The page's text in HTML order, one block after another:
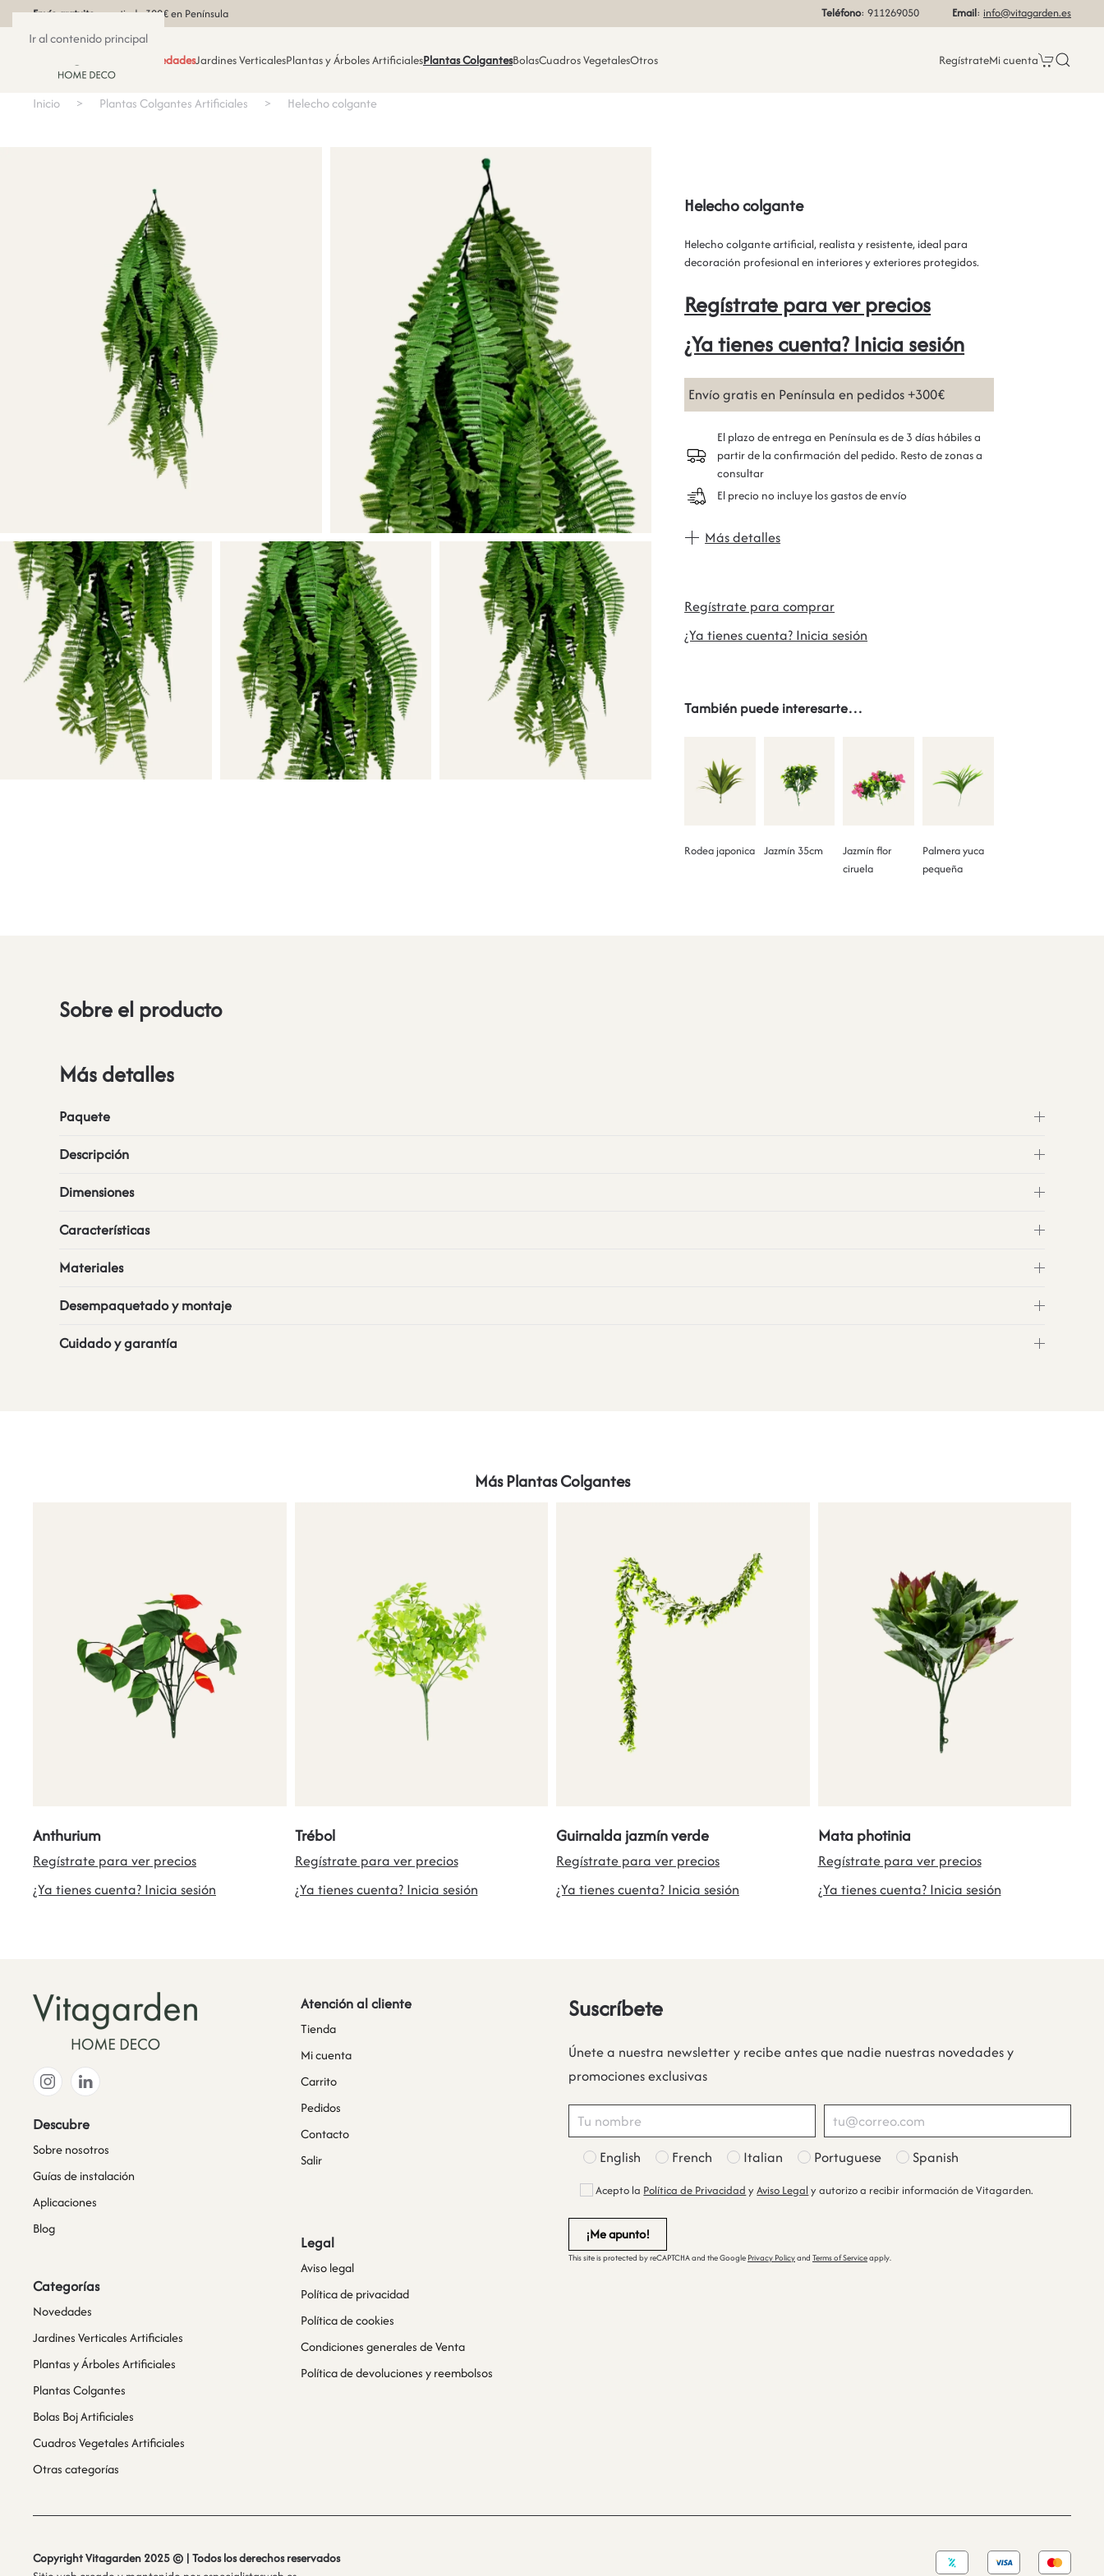
Ir al contenido principal
Envío gratuitoa partir de 300€ en Península Teléfono: 911269050 Email: info@vitagarden.es
NovedadesJardines VerticalesPlantas y Árboles ArtificialesPlantas ColgantesBolasCuadros VegetalesOtros RegístrateMi cuenta
Inicio Plantas Colgantes Artificiales Helecho colgante
Helecho colgante
Helecho colgante artificial, realista y resistente, ideal para
decoración profesional en interiores y exteriores protegidos.
Regístrate para ver precios
¿Ya tienes cuenta? Inicia sesión
Envío gratis en Península en pedidos +300€
El plazo de entrega en Península es de 3 días hábiles a
partir de la confirmación del pedido. Resto de zonas a
consultar
El precio no incluye los gastos de envío
Más detalles
Regístrate para comprar
¿Ya tienes cuenta? Inicia sesión
También puede interesarte…
Rodea japonica Jazmín 35cm
Jazmín flor
ciruela
Palmera yuca
pequeña
Sobre el producto
Más detalles
Paquete
Descripción
Dimensiones
Características
Materiales
Desempaquetado y montaje
Cuidado y garantía
Más Plantas Colgantes
Anthurium
Regístrate para ver precios
¿Ya tienes cuenta? Inicia sesión
Trébol
Regístrate para ver precios
¿Ya tienes cuenta? Inicia sesión
Guirnalda jazmín verde
Regístrate para ver precios
¿Ya tienes cuenta? Inicia sesión
Mata photinia
Regístrate para ver precios
¿Ya tienes cuenta? Inicia sesión
Descubre
Sobre nosotros
Guías de instalación
Aplicaciones
Blog
Categorías
Novedades
Jardines Verticales Artificiales
Plantas y Árboles Artificiales
Plantas Colgantes
Bolas Boj Artificiales
Cuadros Vegetales Artificiales
Otras categorías
Atención al cliente
Tienda
Mi cuenta
Carrito
Pedidos
Contacto
Salir
Legal
Aviso legal
Política de privacidad
Política de cookies
Condiciones generales de Venta
Política de devoluciones y reembolsos
Suscríbete
Únete a nuestra newsletter y recibe antes que nadie nuestras novedades y
promociones exclusivas
English French Italian Portuguese Spanish
Acepto la Política de Privacidad yAviso Legal y autorizo a recibir información de Vitagarden.
This site is protected by reCAPTCHA and the Google Privacy Policyand Terms of Serviceapply.
Copyright Vitagarden 2025 © | Todos los derechos reservados